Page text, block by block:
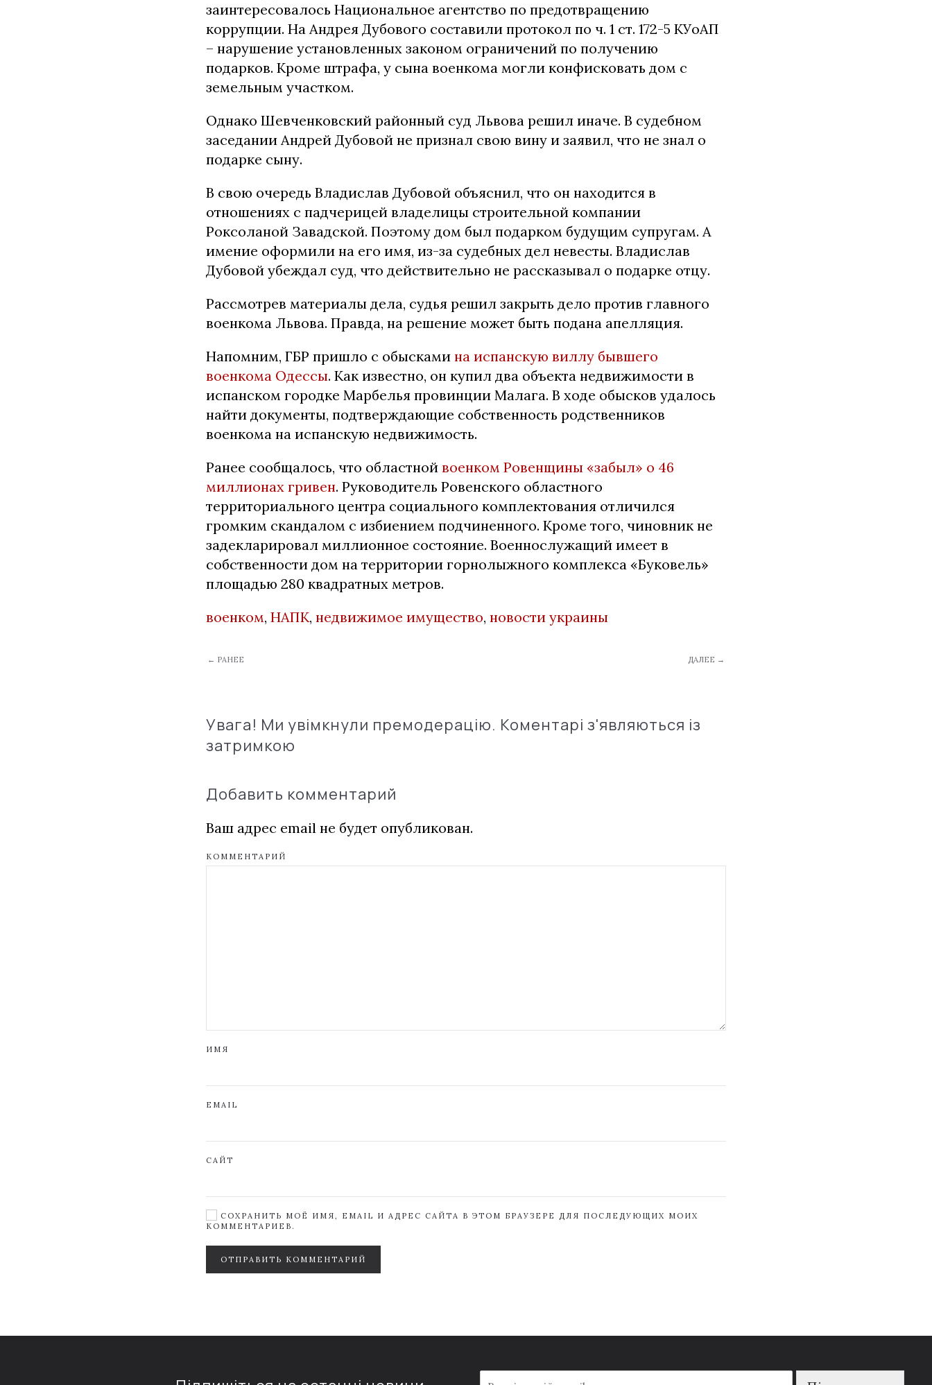
заинтересовалось Национальное агентство по предотвращению
коррупции. На Андрея Дубового составили протокол по ч. 1 ст. 172-5 КУоАП
– нарушение установленных законом ограничений по получению
подарков. Кроме штрафа, у сына военкома могли конфисковать дом с
земельным участком.
Однако Шевченковский районный суд Львова решил иначе. В судебном
заседании Андрей Дубовой не признал свою вину и заявил, что не знал о
подарке сыну.
В свою очередь Владислав Дубовой объяснил, что он находится в
отношениях с падчерицей владелицы строительной компании
Роксоланой Завадской. Поэтому дом был подарком будущим супругам. А
имение оформили на его имя, из-за судебных дел невесты. Владислав
Дубовой убеждал суд, что действительно не рассказывал о подарке отцу.
Рассмотрев материалы дела, судья решил закрыть дело против главного
военкома Львова. Правда, на решение может быть подана апелляция.
Напомним, ГБР пришло с обысками на испанскую виллу бывшего
военкома Одессы. Как известно, он купил два объекта недвижимости в
испанском городке Марбелья провинции Малага. В ходе обысков удалось
найти документы, подтверждающие собственность родственников
военкома на испанскую недвижимость.
Ранее сообщалось, что областной военком Ровенщины «забыл» о 46
миллионах гривен. Руководитель Ровенского областного
территориального центра социального комплектования отличился
громким скандалом с избиением подчиненного. Кроме того, чиновник не
задекларировал миллионное состояние. Военнослужащий имеет в
собственности дом на территории горнолыжного комплекса «Буковель»
площадью 280 квадратных метров.
военком, НАПК, недвижимое имущество, новости украины
← РАНЕЕ ДАЛЕЕ →
Увага! Ми увімкнули премодерацію. Коментарі з'являються із
затримкою
Добавить комментарий
Ваш адрес email не будет опубликован.
КОММЕНТАРИЙ
ИМЯ
EMAIL
САЙТ
СОХРАНИТЬ МОЁ ИМЯ, EMAIL И АДРЕС САЙТА В ЭТОМ БРАУЗЕРЕ ДЛЯ ПОСЛЕДУЮЩИХ МОИХ
КОММЕНТАРИЕВ.
ОТПРАВИТЬ КОММЕНТАРИЙ